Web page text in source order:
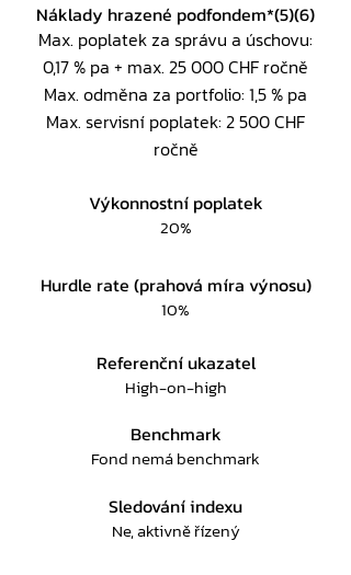
Náklady hrazené podfondem*(5)(6)
Max. poplatek za správu a úschovu:
0,17 % pa + max. 25 000 CHF ročně
Max. odměna za portfolio: 1,5 % pa
Max. servisní poplatek: 2 500 CHF
ročně
Výkonnostní poplatek
20%
Hurdle rate (prahová míra výnosu)
10%
Referenční ukazatel
High-on-high
Benchmark
Fond nemá benchmark
Sledování indexu
Ne, aktivně řízený